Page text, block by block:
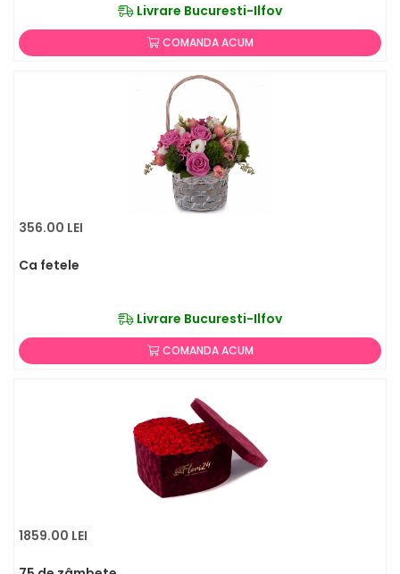
Livrare Bucuresti-Ilfov
COMANDA ACUM
356.00 LEI
Ca fetele
Livrare Bucuresti-Ilfov
COMANDA ACUM
1859.00 LEI